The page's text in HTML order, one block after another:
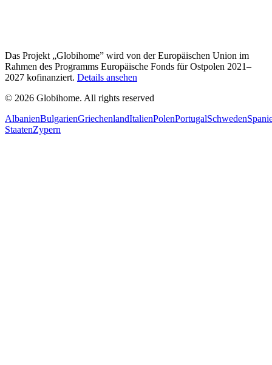
Das Projekt „Globihome” wird von der Europäischen Union im
Rahmen des Programms Europäische Fonds für Ostpolen 2021–
2027 kofinanziert. Details ansehen
© 2026 Globihome. All rights reserved
AlbanienBulgarienGriechenlandItalienPolenPortugalSchweden
StaatenZypern